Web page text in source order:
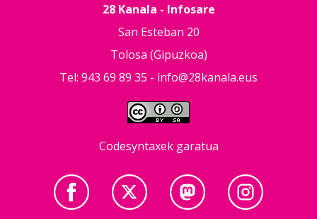
28 Kanala - Infosare
San Esteban 20
Tolosa (Gipuzkoa)
Tel: 943 69 89 35 - info@28kanala.eus
Codesyntaxek garatua